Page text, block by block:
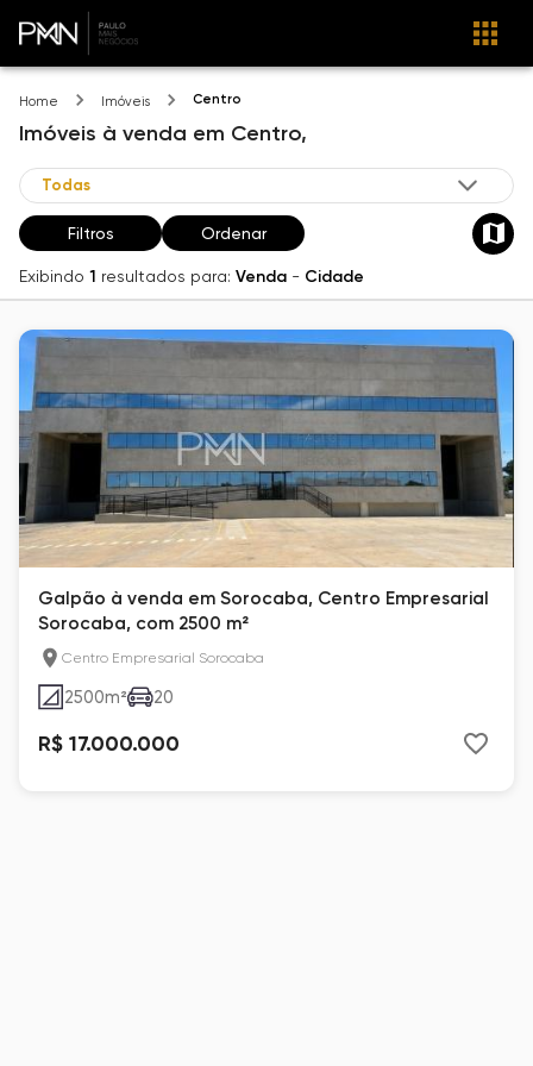
Home Imóveis Centro
Imóveis à venda em Centro,
Filtros Ordenar
Exibindo 1 resultados para: Venda - Cidade
Galpão à venda em Sorocaba, Centro Empresarial
Sorocaba, com 2500 m²
Centro Empresarial Sorocaba
2500m² 20
R$ 17.000.000